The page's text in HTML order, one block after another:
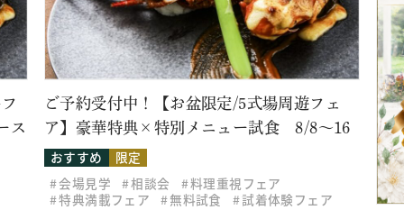
ス
ご予約受付中！【お盆限定/5式場周遊フェ
ア】豪華特典×特別メニュー試食 8/8～16
おすすめ
限定
会場見学
相談会
料理重視フェア
特典満載フェア
無料試食 試着体験フェア